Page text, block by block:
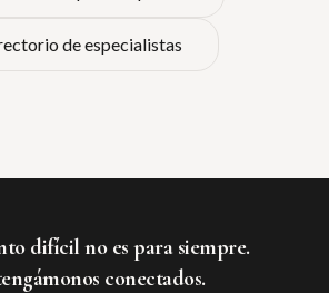
de especialistas
difícil no es para siempre.
conectados.